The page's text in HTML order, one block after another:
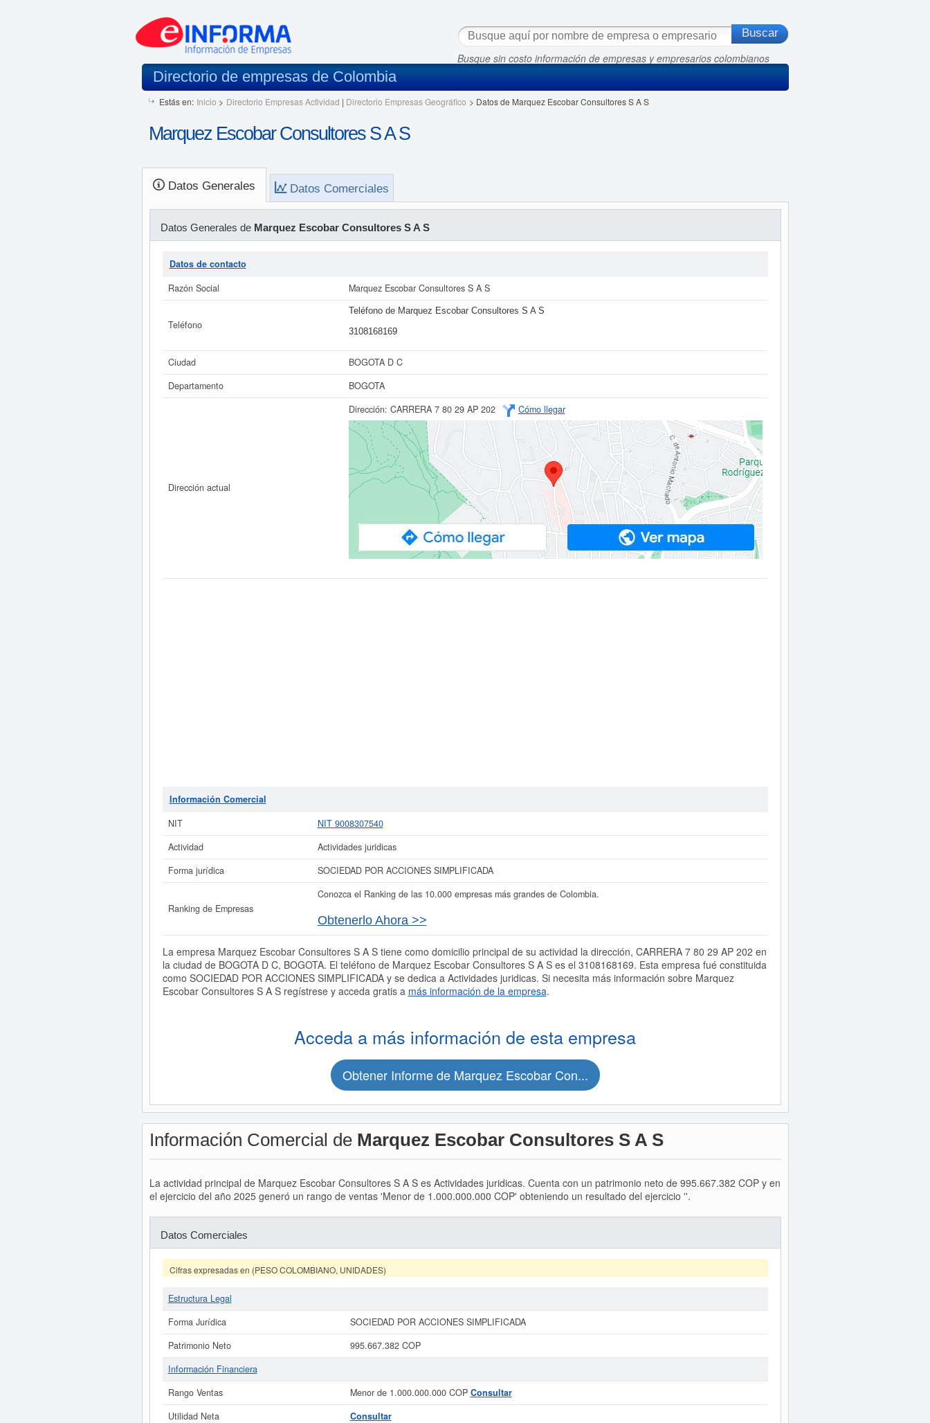
Busque sin costo información de empresas y empresarios colombianos
Directorio de empresas de Colombia
Estás en: Inicio > Directorio Empresas Actividad | Directorio Empresas Geográfico > Datos de Marquez Escobar Consultores S A S
Marquez Escobar Consultores S A S
Datos Generales Datos Comerciales
Datos Generales de Marquez Escobar Consultores S A S
Datos de contacto
Razón Social
Marquez Escobar Consultores S A S
Teléfono
Teléfono de Marquez Escobar Consultores S A S
3108168169
Ciudad
BOGOTA D C
Departamento
BOGOTA
Dirección actual
Dirección: CARRERA 7 80 29 AP 202 Cómo llegar
Información Comercial
NIT
NIT 9008307540
Actividad
Actividades juridicas
Forma jurídica
SOCIEDAD POR ACCIONES SIMPLIFICADA
Ranking de Empresas
Conozca el Ranking de las 10.000 empresas más grandes de Colombia.
Obtenerlo Ahora >>
La empresa Marquez Escobar Consultores S A S tiene como domicilio principal de su actividad la dirección, CARRERA 7 80 29 AP 202 en
la ciudad de BOGOTA D C, BOGOTA. El teléfono de Marquez Escobar Consultores S A S es el 3108168169. Esta empresa fué constituida
como SOCIEDAD POR ACCIONES SIMPLIFICADA y se dedica a Actividades juridicas. Si necesita más información sobre Marquez
Escobar Consultores S A S regístrese y acceda gratis a más información de la empresa.
Acceda a más información de esta empresa
Obtener Informe de Marquez Escobar Con...
Información Comercial de Marquez Escobar Consultores S A S
La actividad principal de Marquez Escobar Consultores S A S es Actividades juridicas. Cuenta con un patrimonio neto de 995.667.382 COP y en
el ejercicio del año 2025 generó un rango de ventas 'Menor de 1.000.000.000 COP' obteniendo un resultado del ejercicio ''.
Datos Comerciales
Cifras expresadas en (PESO COLOMBIANO, UNIDADES)
Estructura Legal
Forma Jurídica
SOCIEDAD POR ACCIONES SIMPLIFICADA
Patrimonio Neto
995.667.382 COP
Información Financiera
Rango Ventas
Menor de 1.000.000.000 COP Consultar
Utilidad Neta
Consultar